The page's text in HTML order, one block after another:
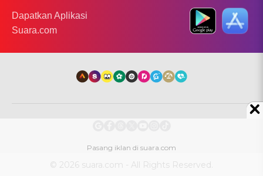
Dapatkan Aplikasi
Suara.com
© 2026 suara.com - All Rights Reserved.